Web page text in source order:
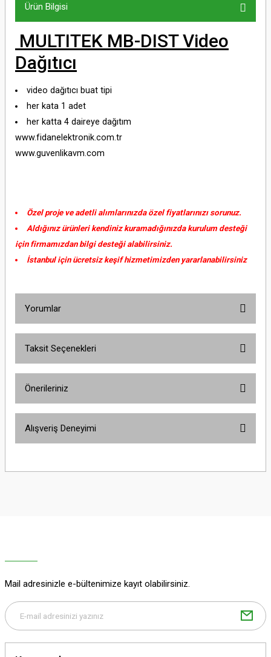
Ürün Bilgisi
MULTITEK MB-DIST Video
Dağıtıcı
video dağıtıcı buat tipi
her kata 1 adet
her katta 4 daireye dağıtım
www.fidanelektronik.com.tr
www.guvenlikavm.com
Özel proje ve adetli alımlarınızda özel fiyatlarınızı sorunuz.
Aldığınız ürünleri kendiniz kuramadığınızda kurulum desteği
için firmamızdan bilgi desteği alabilirsiniz.
İstanbul için ücretsiz keşif hizmetimizden yararlanabilirsiniz
Yorumlar
Taksit Seçenekleri
Önerileriniz
yetersiz gördüğünüz noktaları öneri formunu kullanarak tarafımıza
Gönder
Alışveriş Deneyimi
Mail adresinizle e-bültenimize kayıt olabilirsiniz.